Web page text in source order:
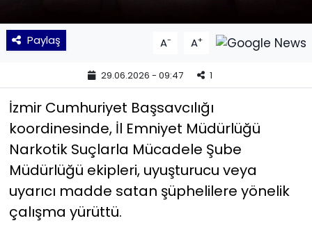
Paylaş A- A+
29.06.2026 - 09:47 1
İzmir Cumhuriyet Başsavcılığı
koordinesinde, İl Emniyet Müdürlüğü
Narkotik Suçlarla Mücadele Şube
Müdürlüğü ekipleri, uyuşturucu veya
uyarıcı madde satan şüphelilere yönelik
çalışma yürüttü.
SPOR
TEKNOLOJİ
Yaşam
YEREL POLİTİKA
YEREL YÖNETİMLER
Yurt